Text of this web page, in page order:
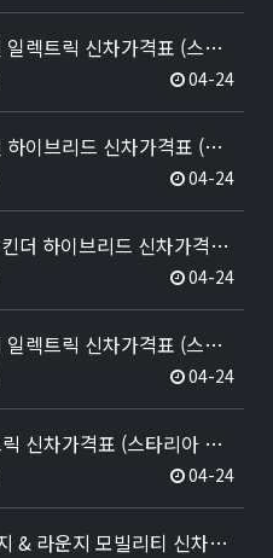
2026년 4월 스타리아 리무진 일렉트릭 신차가격표 (스타리아 리무진 출시)
04-24
2026년 4월 스타리아 리무진 하이브리드 신차가격표 (스타리아 리무진 출시)
04-24
2026년 4월 스타리아 킨더 / 킨더 하이브리드 신차가격표 (킨더 하이브리드 출시)
04-24
2026년 4월 스타리아 라운지 일렉트릭 신차가격표 (스타리아 라운지 전기차 출시)
04-24
2026년 4월 스타리아 일렉트릭 신차가격표 (스타리아 전기차 출시)
04-24
2025년 12월 스타리아 라운지 & 라운지 모빌리티 신차가격표 (더 뉴 스타리아 출시)